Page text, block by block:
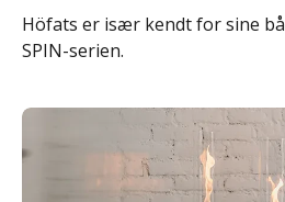
Höfats er især kendt for sine
SPIN-serien.